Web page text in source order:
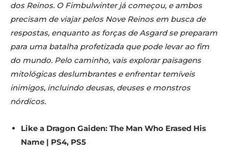
dos Reinos. O Fimbulwinter já começou, e ambos
precisam de viajar pelos Nove Reinos em busca de
respostas, enquanto as forças de Asgard se preparam
para uma batalha profetizada que pode levar ao fim
do mundo. Pelo caminho, vais explorar paisagens
mitológicas deslumbrantes e enfrentar temíveis
inimigos, incluindo deusas, deuses e monstros
nórdicos.
Like a Dragon Gaiden: The Man Who Erased His
Name | PS4, PS5